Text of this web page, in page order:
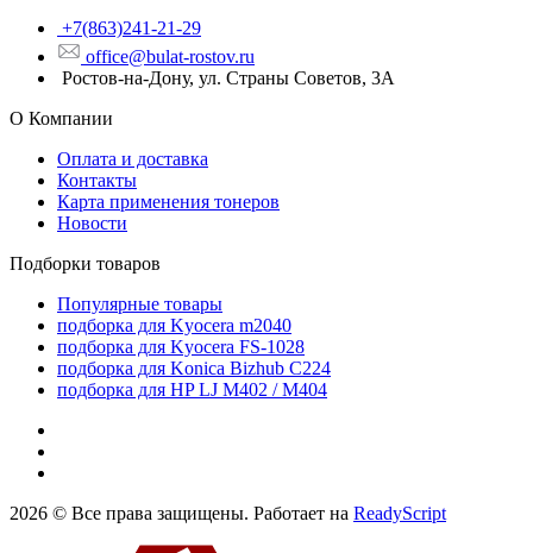
+7(863)241-21-29
office@bulat-rostov.ru
Ростов-на-Дону, ул. Страны Советов, 3А
О Компании
Оплата и доставка
Контакты
Карта применения тонеров
Новости
Подборки товаров
Популярные товары
подборка для Kyocera m2040
подборка для Kyocera FS-1028
подборка для Konica Bizhub C224
подборка для HP LJ M402 / M404
2026 © Все права защищены. Работает на ReadyScript